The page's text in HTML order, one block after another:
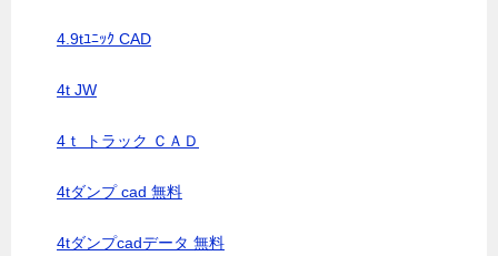
4.9tﾕﾆｯｸ CAD
4t JW
4ｔ トラック ＣＡＤ
4tダンプ cad 無料
4tダンプcadデータ 無料